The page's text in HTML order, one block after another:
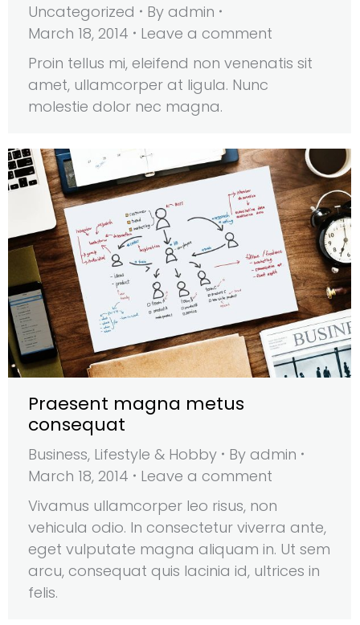
Uncategorized By admin
March 18, 2014
Leave a comment
Proin tellus mi, eleifend non venenatis sit
amet, ullamcorper at ligula. Nunc
molestie dolor nec magna.
Praesent magna metus
consequat
Business, Lifestyle & Hobby By admin
March 18, 2014
Leave a comment
Vivamus ullamcorper leo risus, non
vehicula odio. In consectetur viverra ante,
eget vulputate magna aliquam in. Ut sem
arcu, consequat quis lacinia id, ultrices in
felis.